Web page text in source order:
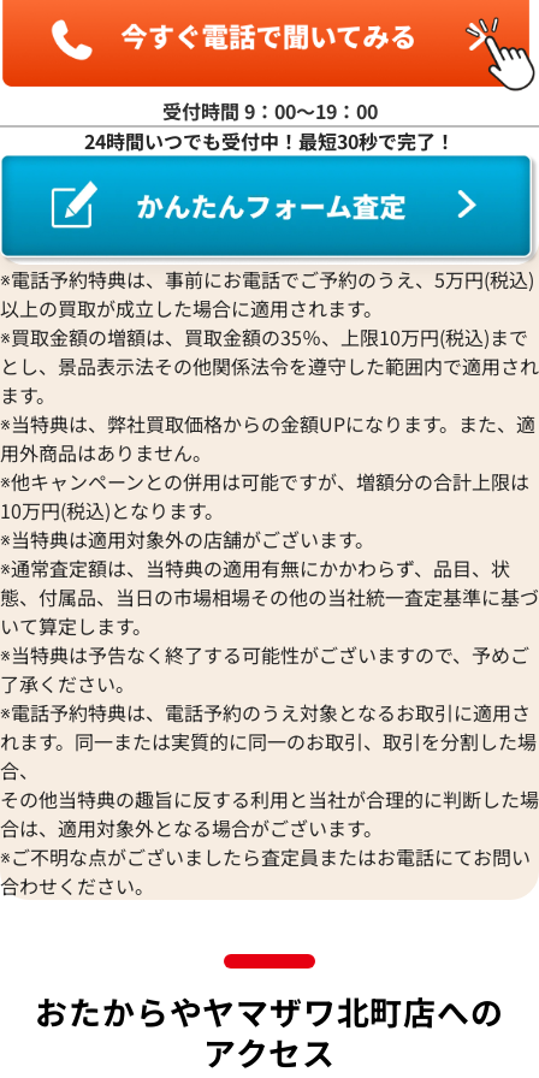
受付時間 9：00〜19：00
24時間いつでも受付中！最短30秒で完了！
※電話予約特典は、事前にお電話でご予約のうえ、5万円(税込)
以上の買取が成立した場合に適用されます。
※買取金額の増額は、買取金額の35％、上限10万円(税込)まで
とし、景品表示法その他関係法令を遵守した範囲内で適用され
ます。
※当特典は、弊社買取価格からの金額UPになります。また、適
用外商品はありません。
※他キャンペーンとの併用は可能ですが、増額分の合計上限は
10万円(税込)となります。
※当特典は適用対象外の店舗がございます。
※通常査定額は、当特典の適用有無にかかわらず、品目、状
態、付属品、当日の市場相場その他の当社統一査定基準に基づ
いて算定します。
※当特典は予告なく終了する可能性がございますので、予めご
了承ください。
※電話予約特典は、電話予約のうえ対象となるお取引に適用さ
れます。同一または実質的に同一のお取引、取引を分割した場
合、
その他当特典の趣旨に反する利用と当社が合理的に判断した場
合は、適用対象外となる場合がございます。
※ご不明な点がございましたら査定員またはお電話にてお問い
合わせください。
おたからやヤマザワ北町店への
アクセス